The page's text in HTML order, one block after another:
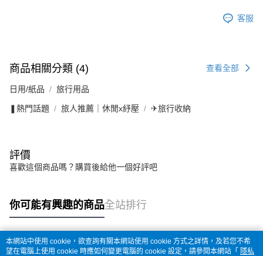
客服
商品相關分類 (4) 查看全部
日用/紙品 旅行用品
❚熱門話題 旅人推薦｜休閒x紓壓 ✈旅行收納
評價
喜歡這個商品嗎？購買後給他一個好評吧
你可能有興趣的商品全站排行
熱門標籤
本網站中使用 cookie，欲查詢有關本網站使用 cookie 方式之詳情，及若您不希
望在電腦上使用 cookie 時應如何變更電腦的 cookie 設定，請參閱本網站「 隱私